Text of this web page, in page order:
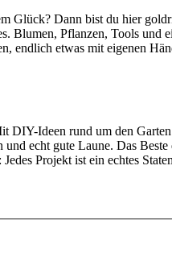
Glück? Dann bist du hier
Blumen, Pflanzen, Tools und
endlich etwas mit eigenen
DIY-Ideen rund um den
echt gute Laune. Das Beste
Projekt ist ein echtes